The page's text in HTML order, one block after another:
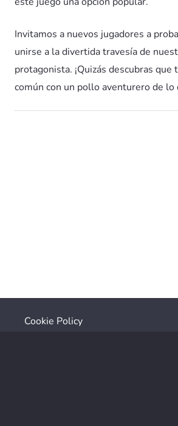
Invitamos a nuevos jugadores a
unirse a la divertida travesía de
protagonista. ¡Quizás descubras que
común con un pollo aventurero de lo
Cookie Policy